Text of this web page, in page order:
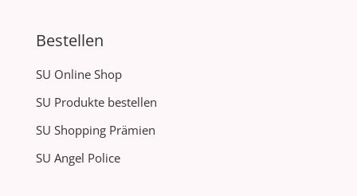
Bestellen
SU Online Shop
SU Produkte bestellen
SU Shopping Prämien
SU Angel Police